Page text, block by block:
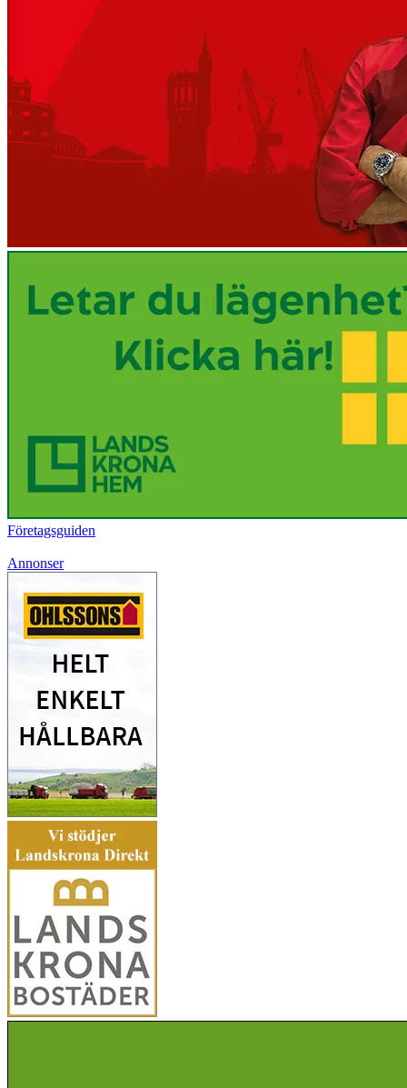
Företagsguiden
Annonser